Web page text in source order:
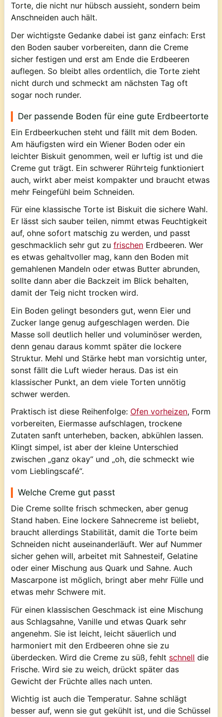
Torte, die nicht nur hübsch aussieht, sondern beim
Anschneiden auch hält.
Der wichtigste Gedanke dabei ist ganz einfach: Erst
den Boden sauber vorbereiten, dann die Creme
sicher festigen und erst am Ende die Erdbeeren
auflegen. So bleibt alles ordentlich, die Torte zieht
nicht durch und schmeckt am nächsten Tag oft
sogar noch runder.
Der passende Boden für eine gute Erdbeertorte
Ein Erdbeerkuchen steht und fällt mit dem Boden.
Am häufigsten wird ein Wiener Boden oder ein
leichter Biskuit genommen, weil er luftig ist und die
Creme gut trägt. Ein schwerer Rührteig funktioniert
auch, wirkt aber meist kompakter und braucht etwas
mehr Feingefühl beim Schneiden.
Für eine klassische Torte ist Biskuit die sichere Wahl.
Er lässt sich sauber teilen, nimmt etwas Feuchtigkeit
auf, ohne sofort matschig zu werden, und passt
geschmacklich sehr gut zu frischen Erdbeeren. Wer
es etwas gehaltvoller mag, kann den Boden mit
gemahlenen Mandeln oder etwas Butter abrunden,
sollte dann aber die Backzeit im Blick behalten,
damit der Teig nicht trocken wird.
Ein Boden gelingt besonders gut, wenn Eier und
Zucker lange genug aufgeschlagen werden. Die
Masse soll deutlich heller und voluminöser werden,
denn genau daraus kommt später die lockere
Struktur. Mehl und Stärke hebt man vorsichtig unter,
sonst fällt die Luft wieder heraus. Das ist ein
klassischer Punkt, an dem viele Torten unnötig
schwer werden.
Praktisch ist diese Reihenfolge: Ofen vorheizen, Form
vorbereiten, Eiermasse aufschlagen, trockene
Zutaten sanft unterheben, backen, abkühlen lassen.
Klingt simpel, ist aber der kleine Unterschied
zwischen „ganz okay“ und „oh, die schmeckt wie
vom Lieblingscafé“.
Welche Creme gut passt
Die Creme sollte frisch schmecken, aber genug
Stand haben. Eine lockere Sahnecreme ist beliebt,
braucht allerdings Stabilität, damit die Torte beim
Schneiden nicht auseinanderläuft. Wer auf Nummer
sicher gehen will, arbeitet mit Sahnesteif, Gelatine
oder einer Mischung aus Quark und Sahne. Auch
Mascarpone ist möglich, bringt aber mehr Fülle und
etwas mehr Schwere mit.
Für einen klassischen Geschmack ist eine Mischung
aus Schlagsahne, Vanille und etwas Quark sehr
angenehm. Sie ist leicht, leicht säuerlich und
harmoniert mit den Erdbeeren ohne sie zu
überdecken. Wird die Creme zu süß, fehlt schnell die
Frische. Wird sie zu weich, drückt später das
Gewicht der Früchte alles nach unten.
Wichtig ist auch die Temperatur. Sahne schlägt
besser auf, wenn sie gut gekühlt ist, und die Schüssel